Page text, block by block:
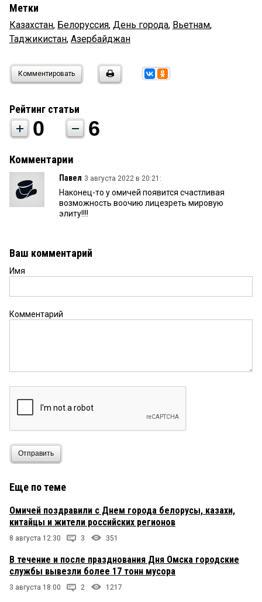
Метки
Казахстан, Белоруссия, День города, Вьетнам,
Таджикистан, Азербайджан
Комментировать
Рейтинг статьи
0 6
Комментарии
Павел 3 августа 2022 в 20:21:
Наконец-то у омичей появится счастливая
возможность воочию лицезреть мировую
элиту!!!!
Ваш комментарий
Имя
Комментарий
Отправить
Еще по теме
Омичей поздравили с Днем города белорусы, казахи,
китайцы и жители российских регионов
8 августа 12:30 3 351
В течение и после празднования Дня Омска городские
службы вывезли более 17 тонн мусора
3 августа 18:00 2 1217